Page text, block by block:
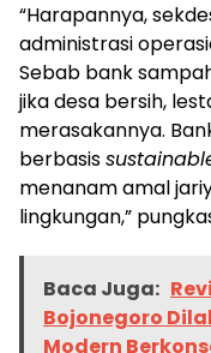
“Harapannya,
administrasi
Sebab bank
jika desa bersih,
merasakannya.
berbasis
menanam amal
lingkungan,”
Baca Juga:
Bojonegoro
Modern